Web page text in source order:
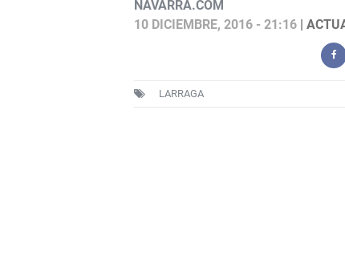
NAVARRA.COM
10 DICIEMBRE, 2016 - 21:16|
LARRAGA